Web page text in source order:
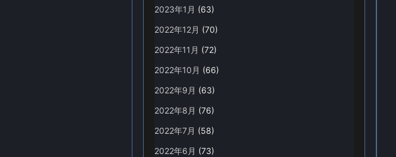
2023年1月 (63)
2022年12月 (70)
2022年11月 (72)
2022年10月 (66)
2022年9月 (63)
2022年8月 (76)
2022年7月 (58)
2022年6月 (73)